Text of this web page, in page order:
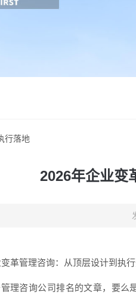
行落地
2026年企业变
革管理咨询：从顶层设计到执
理咨询公司排名的文章，要么